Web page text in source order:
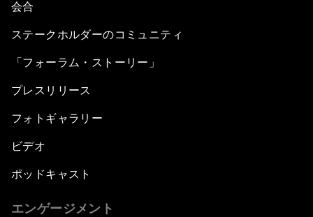
会合
ステークホルダーのコミュニティ
「フォーラム・ストーリー」
プレスリリース
フォトギャラリー
ビデオ
ポッドキャスト
エンゲージメント